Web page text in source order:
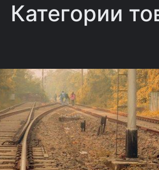
Категории